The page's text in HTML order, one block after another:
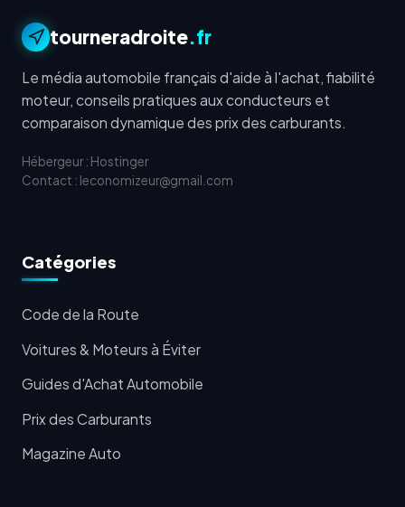
tourneradroite.fr
Le média automobile français d'aide à l'achat, fiabilité
moteur, conseils pratiques aux conducteurs et
comparaison dynamique des prix des carburants.
Hébergeur : Hostinger
Contact : leconomizeur@gmail.com
Catégories
Code de la Route
Voitures & Moteurs à Éviter
Guides d'Achat Automobile
Prix des Carburants
Magazine Auto